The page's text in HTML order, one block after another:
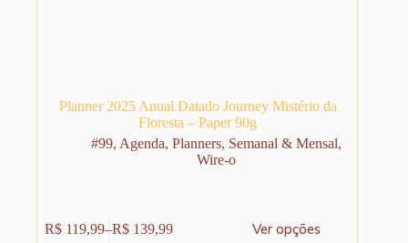
Planner 2025 Anual Datado Journey Mistério da
Floresta – Paper 90g
#99, Agenda, Planners, Semanal & Mensal,
Wire-o
R$ 119,99–R$ 139,99
Faixa
Ver opções
produto